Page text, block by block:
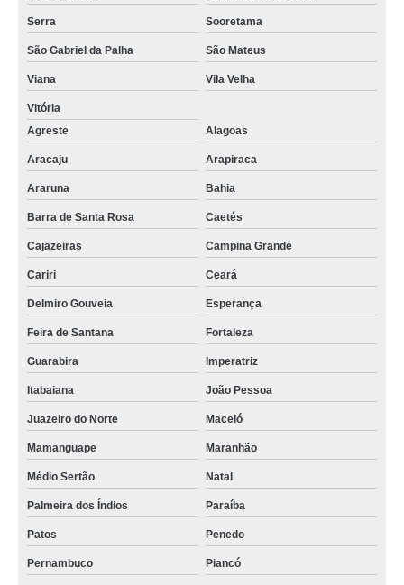
monobloco mussarela usado preços Cachoeiro de Itapemirim
distribuidor de monobloco mussarela Divisa Alegre
monobloco de mussarela orçamento Salvador
distribuidor de monobloco filadeira queijo Jardins
monobloco mussarela orçamento Jardim Grimaldi
monobloco para queijo mussarela Jardim Avelino
máquina monobloco para mussarela Atibaia
monobloco para mussarela orçamento Vila Mercedes
máquina monobloco para mussarela orçamento Guarapari
monobloco filadeira queijo preços Vila União
qual o valor de máquina monobloco para mussarela Resplendor
qual o valor de monobloco mussarela Lagoa Grande
distribuidor de monobloco para mussarela usado Pouso Alegre
monobloco para mussarela usado orçamento Tubarão
monobloco para mussarela usado preços Santana de Parnaíba
monobloco queijo Belford Roxo
Serra Sooretama
São Gabriel da Palha São Mateus
Viana Vila Velha
Vitória
Agreste
Alagoas
Aracaju Arapiraca
Araruna Bahia
Barra de Santa Rosa Caetés
Cajazeiras Campina Grande
Cariri Ceará
Delmiro Gouveia Esperança
Feira de Santana Fortaleza
Guarabira Imperatriz
Itabaiana João Pessoa
Juazeiro do Norte Maceió
Mamanguape Maranhão
Médio Sertão Natal
Palmeira dos Índios Paraíba
Patos Penedo
Pernambuco Piancó